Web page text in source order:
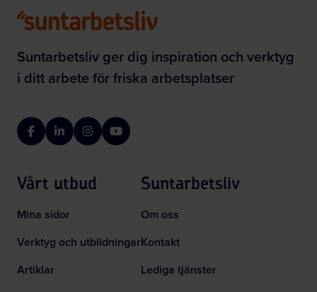
Suntarbetsliv ger dig inspiration och verktyg
i ditt arbete för friska arbetsplatser
FacebookLinkedInInstagramYouTube
Vårt utbud
Mina sidor
Verktyg och utbildningar
Artiklar
Suntarbetsliv
Om oss
Kontakt
Lediga tjänster